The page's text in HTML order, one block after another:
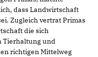
dass Landwirtschaft
Zugleich vertrat Primas
die sich
Tierhaltung und
richtigen Mittelweg